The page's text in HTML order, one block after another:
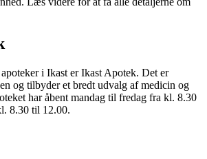
i Ikast er Ikast Apotek. Det er
og tilbyder et bredt udvalg af medicin og
har åbent mandag til fredag fra kl. 8.30
8.30 til 12.00.